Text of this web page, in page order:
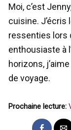
Moi, c’est
cuisine. J’écris
ressenties lors
enthousiaste à
horizons,
de voyage.
Prochaine lecture: